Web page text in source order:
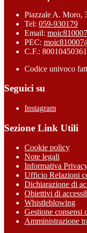
Piazzale A. Moro,
Tel: 059-930179
Email:
PEC:
C.F.: 80010450361
Codice univoco
Seguici su
Instagram
Sezione Link Utili
Cookie policy
Note legali
Informativa
Ufficio Relazioni
Dichiarazione di
Obiettivi di
Whistleblowing
Gestione consensi
Amministrazione